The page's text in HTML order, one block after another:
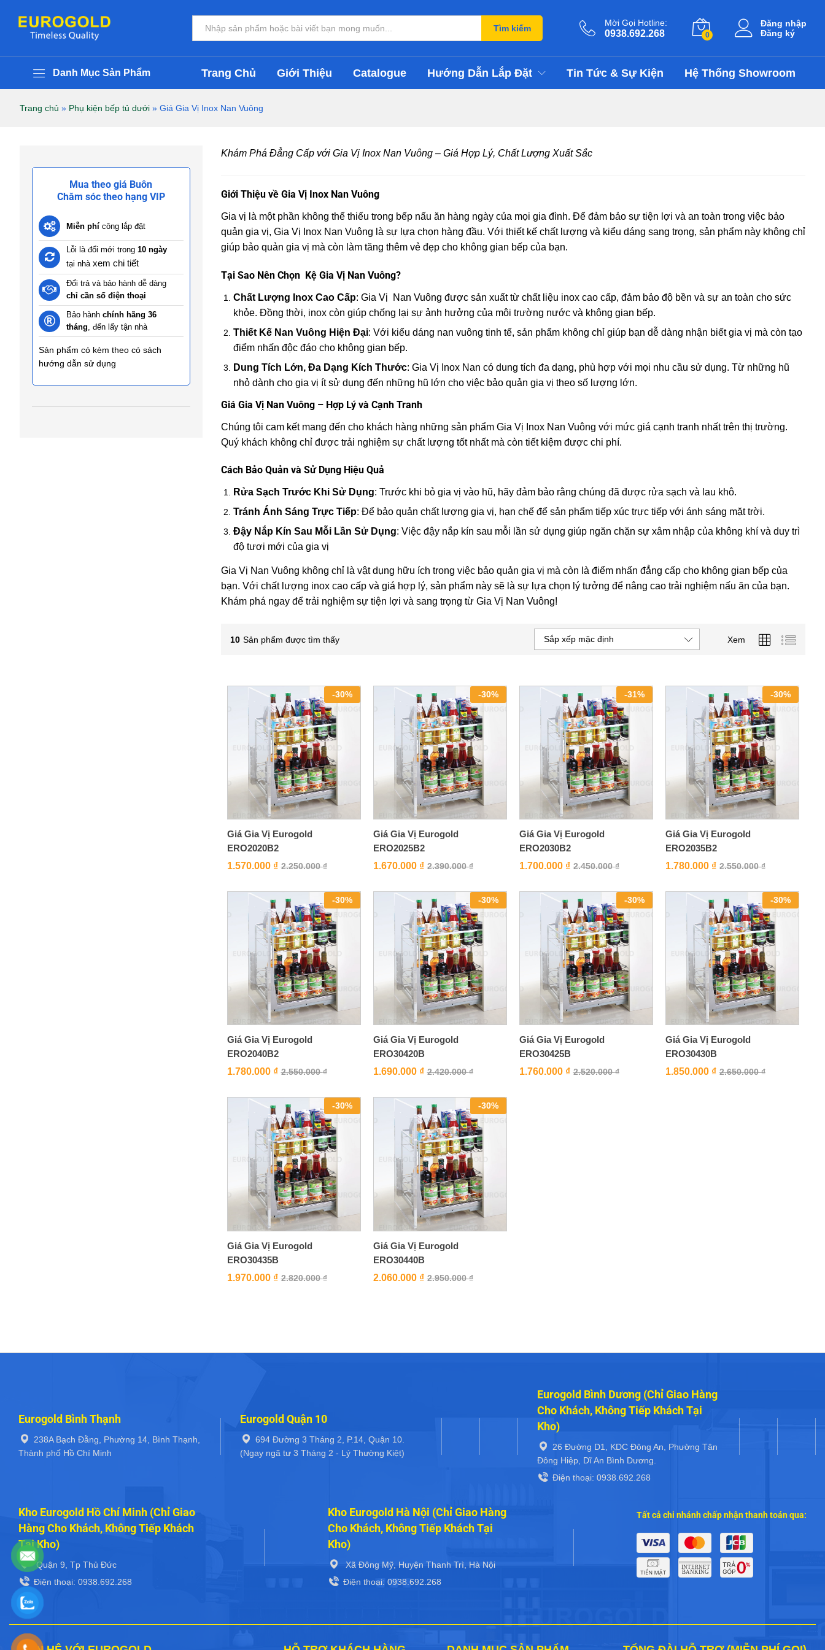
Tất cả Tìm kiếm
Mời Gọi Hotline:
0938.692.268 0
Đăng nhập
Đăng ký
Danh Mục Sản Phẩm Trang Chủ Giới Thiệu Catalogue Hướng Dẫn Lắp Đặt Tin Tức & Sự Kiện Hệ Thống Showroom
Trang chủ » Phụ kiện bếp tủ dưới » Giá Gia Vị Inox Nan Vuông
Khám Phá Đẳng Cấp với Gia Vị Inox Nan Vuông – Giá Hợp Lý, Chất Lượng Xuất Sắc
Giới Thiệu về Gia Vị Inox Nan Vuông
Gia vị là một phần không thể thiếu trong bếp nấu ăn hàng ngày của mọi gia đình. Để đảm bảo sự tiện lợi và an toàn trong việc bảo
quản gia vị, Gia Vị Inox Nan Vuông là sự lựa chọn hàng đầu. Với thiết kế chất lượng và kiểu dáng sang trọng, sản phẩm này không chỉ
giúp bảo quản gia vị mà còn làm tăng thêm vẻ đẹp cho không gian bếp của bạn.
Tại Sao Nên Chọn Kệ Gia Vị Nan Vuông?
Chất Lượng Inox Cao Cấp: Gia Vị Nan Vuông được sản xuất từ chất liệu inox cao cấp, đảm bảo độ bền và sự an toàn cho sức
khỏe. Đồng thời, inox còn giúp chống lại sự ảnh hưởng của môi trường nước và không gian bếp.
Thiết Kế Nan Vuông Hiện Đại: Với kiểu dáng nan vuông tinh tế, sản phẩm không chỉ giúp bạn dễ dàng nhận biết gia vị mà còn tạo
điểm nhấn độc đáo cho không gian bếp.
Dung Tích Lớn, Đa Dạng Kích Thước: Gia Vị Inox Nan có dung tích đa dạng, phù hợp với mọi nhu cầu sử dụng. Từ những hũ
nhỏ dành cho gia vị ít sử dụng đến những hũ lớn cho việc bảo quản gia vị theo số lượng lớn.
Giá Gia Vị Nan Vuông – Hợp Lý và Cạnh Tranh
Chúng tôi cam kết mang đến cho khách hàng những sản phẩm Gia Vị Inox Nan Vuông với mức giá cạnh tranh nhất trên thị trường.
Quý khách không chỉ được trải nghiệm sự chất lượng tốt nhất mà còn tiết kiệm được chi phí.
Cách Bảo Quản và Sử Dụng Hiệu Quả
Rửa Sạch Trước Khi Sử Dụng: Trước khi bỏ gia vị vào hũ, hãy đảm bảo rằng chúng đã được rửa sạch và lau khô.
Tránh Ánh Sáng Trực Tiếp: Để bảo quản chất lượng gia vị, hạn chế để sản phẩm tiếp xúc trực tiếp với ánh sáng mặt trời.
Đậy Nắp Kín Sau Mỗi Lần Sử Dụng: Việc đậy nắp kín sau mỗi lần sử dụng giúp ngăn chặn sự xâm nhập của không khí và duy trì
độ tươi mới của gia vị
Gia Vị Nan Vuông không chỉ là vật dụng hữu ích trong việc bảo quản gia vị mà còn là điểm nhấn đẳng cấp cho không gian bếp của
bạn. Với chất lượng inox cao cấp và giá hợp lý, sản phẩm này sẽ là sự lựa chọn lý tưởng để nâng cao trải nghiệm nấu ăn của bạn.
Khám phá ngay để trải nghiệm sự tiện lợi và sang trọng từ Gia Vị Nan Vuông!
10 Sản phẩm được tìm thấy Xem
Sắp xếp mặc định
-30%
Giá Gia Vị Eurogold
ERO2020B2
1.570.000 ₫ 2.250.000₫
-30%
Giá Gia Vị Eurogold
ERO2025B2
1.670.000 ₫ 2.390.000₫
-31%
Giá Gia Vị Eurogold
ERO2030B2
1.700.000 ₫ 2.450.000₫
-30%
Giá Gia Vị Eurogold
ERO2035B2
1.780.000 ₫ 2.550.000₫
-30%
Giá Gia Vị Eurogold
ERO2040B2
1.780.000 ₫ 2.550.000₫
-30%
Giá Gia Vị Eurogold
ERO30420B
1.690.000 ₫ 2.420.000₫
-30%
Giá Gia Vị Eurogold
ERO30425B
1.760.000 ₫ 2.520.000₫
-30%
Giá Gia Vị Eurogold
ERO30430B
1.850.000 ₫ 2.650.000₫
-30%
Giá Gia Vị Eurogold
ERO30435B
1.970.000 ₫ 2.820.000₫
-30%
Giá Gia Vị Eurogold
ERO30440B
2.060.000 ₫ 2.950.000₫
Mua theo giá Buôn
Chăm sóc theo hạng VIP
Miễn phí công lắp đặt
Lỗi là đổi mới trong 10 ngày
tại nhà xem chi tiết
Đổi trả và bảo hành dễ dàng
chỉ cần số điện thoại
Bảo hành chính hãng 36
tháng, đến lấy tận nhà
Sản phẩm có kèm theo có sách
hướng dẫn sử dụng
Eurogold Bình Thạnh
238A Bạch Đằng, Phường 14, Bình Thạnh,
Thành phố Hồ Chí Minh
Eurogold Quận 10
694 Đường 3 Tháng 2, P.14, Quận 10.
(Ngay ngã tư 3 Tháng 2 - Lý Thường Kiệt)
Eurogold Bình Dương (Chỉ Giao Hàng
Cho Khách, Không Tiếp Khách Tại
Kho)
26 Đường D1, KDC Đông An, Phường Tân
Đông Hiệp, Dĩ An Bình Dương.
Điện thoại: 0938.692.268
Kho Eurogold Hồ Chí Minh (Chỉ Giao
Hàng Cho Khách, Không Tiếp Khách
Tại Kho)
Quận 9, Tp Thủ Đức
Điện thoại: 0938.692.268
Kho Eurogold Hà Nội (Chỉ Giao Hàng
Cho Khách, Không Tiếp Khách Tại
Kho)
Xã Đông Mỹ, Huyện Thanh Trì, Hà Nội
Điện thoại: 0938.692.268
Tất cả chi nhánh chấp nhận thanh toán qua: